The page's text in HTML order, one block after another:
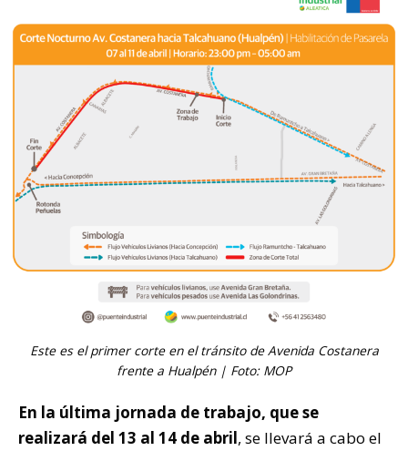
Este es el primer corte en el tránsito de Avenida Costanera
frente a Hualpén | Foto: MOP
En la última jornada de trabajo, que se
realizará del 13 al 14 de abril, se llevará a cabo el